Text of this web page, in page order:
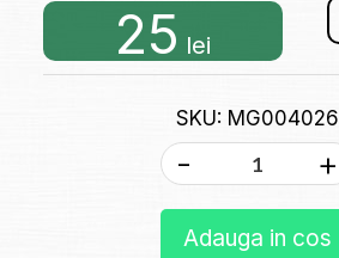
25 lei
SKU: MG004026
- +
Adauga in cos